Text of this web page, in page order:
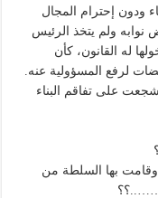
ودون إحترام المجال
نوابه ولم يتخذ الرئيس
له القانون، كأن
لرفع المسؤولية عنه.
على تفاقم البناء
وقامت بها السلطة من